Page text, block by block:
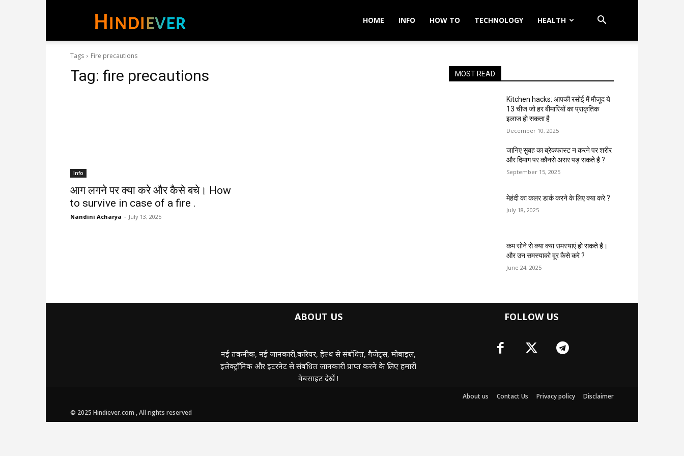
HOME INFO HOW TO TECHNOLOGY HEALTH
Tags Fire precautions
Tag: fire precautions
Info
आग लगने पर क्या करे और कैसे बचे। How
to survive in case of a fire .
Nandini Acharya - July 13, 2025
MOST READ
Kitchen hacks: आपकी रसोई में मौजूद ये
13 चीज जो हर बीमारियों का प्राकृतिक
इलाज हो सकता है
December 10, 2025
जानिए सुबह का ब्रेकफास्ट न करने पर शरीर
और दिमाग पर कौनसे असर पड़ सकते है ?
September 15, 2025
मेहंदी का कलर डार्क करने के लिए क्या करे ?
July 18, 2025
कम सोने से क्या क्या समस्याएं हो सकते है।
और उन समस्याको दूर कैसे करे ?
June 24, 2025
ABOUT US
नई तकनीक, नई जानकारी,करियर, हेल्थ से संबंधित, गैजेट्स, मोबाइल,
इलेक्ट्रॉनिक और इंटरनेट से संबंधित जानकारी प्राप्त करने के लिए हमारी
वेबसाइट देखें !
FOLLOW US
© 2025 Hindiever.com , All rights reserved
About us Contact Us Privacy policy Disclaimer